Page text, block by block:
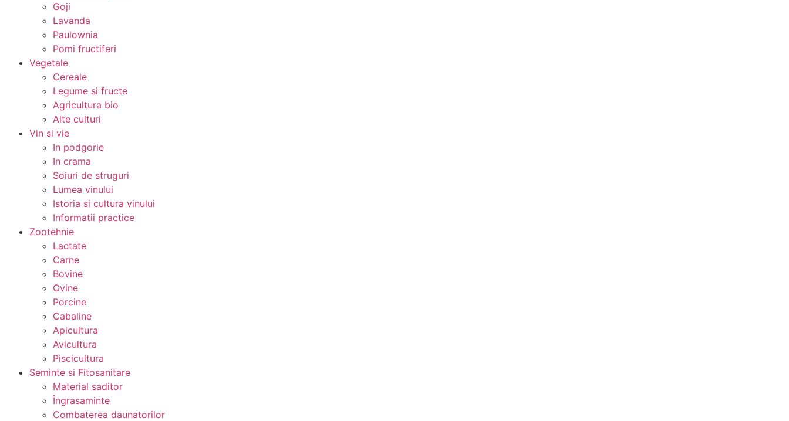
Goji
Lavanda
Paulownia
Pomi fructiferi
Vegetale
Cereale
Legume si fructe
Agricultura bio
Alte culturi
Vin si vie
In podgorie
In crama
Soiuri de struguri
Lumea vinului
Istoria si cultura vinului
Informatii practice
Zootehnie
Lactate
Carne
Bovine
Ovine
Porcine
Cabaline
Apicultura
Avicultura
Piscicultura
Seminte si Fitosanitare
Material saditor
Îngrasaminte
Combaterea daunatorilor